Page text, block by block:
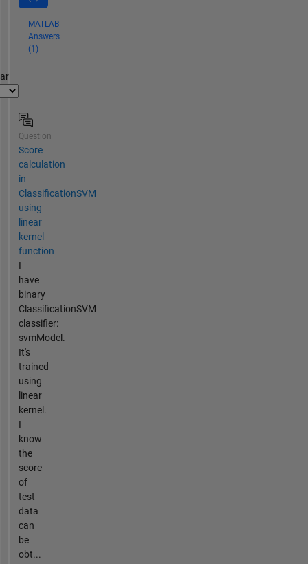
MATLAB
Answers
(1)
Question
Score
calculation
in
ClassificationSVM
using
linear
kernel
function
I
have
binary
ClassificationSVM
classifier:
svmModel.
It's
trained
using
linear
kernel.
I
know
the
score
of
test
data
can
be
obt...